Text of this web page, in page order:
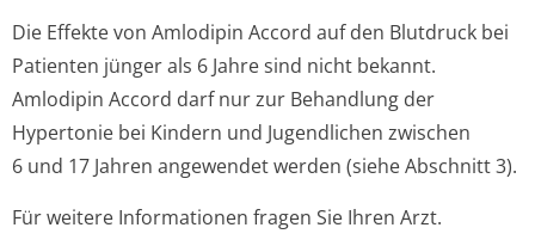
Die Effekte von Amlodipin Accord auf den Blutdruck bei
Patienten jünger als 6 Jahre sind nicht bekannt.
Amlodipin Accord darf nur zur Behandlung der
Hypertonie bei Kindern und Jugendlichen zwischen
6 und 17 Jahren angewendet werden (siehe Abschnitt 3).
Für weitere Informationen fragen Sie Ihren Arzt.